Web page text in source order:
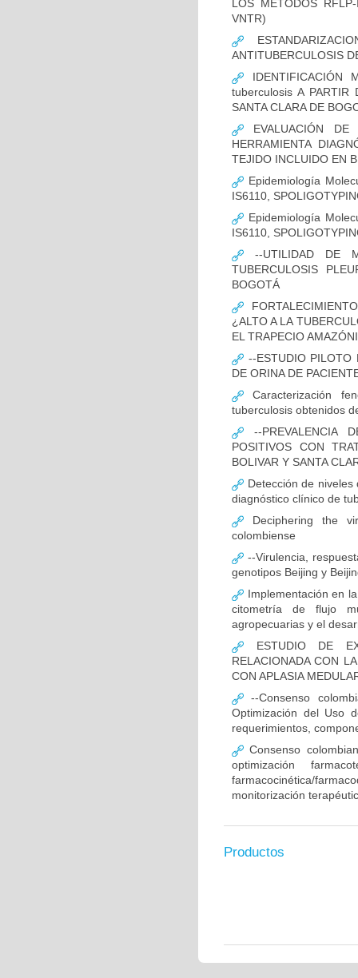
LOS MÉTODOS
VNTR)
ANTITUBERCULOSIS
IDENTIFICACIÓN
tuberculosis A PARTIR
SANTA CLARA DE
EVALUACIÓN DE
HERRAMIENTA
TEJIDO INCLUIDO EN
Epidemiología
IS6110,
Epidemiología
IS6110,
--UTILIDAD DE
TUBERCULOSIS
BOGOTÁ
¿ALTO A LA
EL TRAPECIO
--ESTUDIO PILOTO
DE ORINA DE
Caracterización
tuberculosis obtenidos
--PREVALENCIA
POSITIVOS CON
BOLIVAR Y SANTA
Detección de
diagnóstico clínico de
Deciphering the
colombiense
--Virulencia,
genotipos Beijing y
Implementación en
citometría de flujo
agropecuarias y el
ESTUDIO DE
RELACIONADA CON
CON APLASIA
--Consenso
Optimización del Uso
requerimientos,
Consenso
optimización
farmacocinética/
monitorización
Productos